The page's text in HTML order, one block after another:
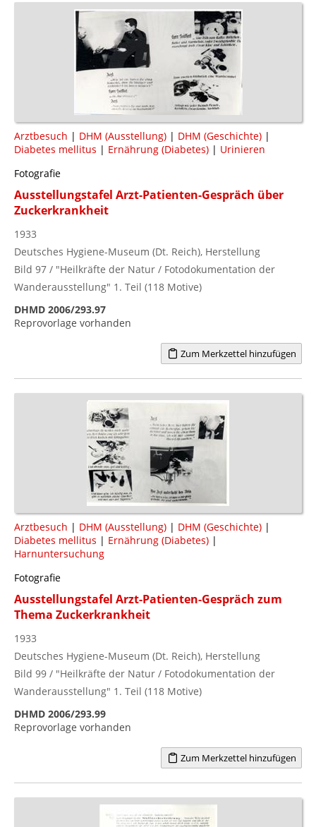
Arztbesuch | DHM (Ausstellung) | DHM (Geschichte) |
Diabetes mellitus | Ernährung (Diabetes) | Urinieren
Fotografie
Ausstellungstafel Arzt-Patienten-Gespräch über
Zuckerkrankheit
1933
Deutsches Hygiene-Museum (Dt. Reich), Herstellung
Bild 97 / "Heilkräfte der Natur / Fotodokumentation der
Wanderausstellung" 1. Teil (118 Motive)
DHMD 2006/293.97
Reprovorlage vorhanden
Zum Merkzettel hinzufügen
Arztbesuch | DHM (Ausstellung) | DHM (Geschichte) |
Diabetes mellitus | Ernährung (Diabetes) |
Harnuntersuchung
Fotografie
Ausstellungstafel Arzt-Patienten-Gespräch zum
Thema Zuckerkrankheit
1933
Deutsches Hygiene-Museum (Dt. Reich), Herstellung
Bild 99 / "Heilkräfte der Natur / Fotodokumentation der
Wanderausstellung" 1. Teil (118 Motive)
DHMD 2006/293.99
Reprovorlage vorhanden
Zum Merkzettel hinzufügen